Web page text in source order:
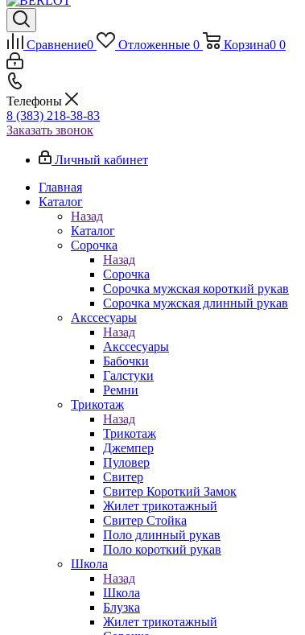
Сравнение0 Отложенные 0 Корзина0 0
Телефоны
8 (383) 218-38-83
Заказать звонок
Личный кабинет
Главная
Каталог
Назад
Каталог
Сорочка
Назад
Сорочка
Сорочка мужская короткий рукав
Сорочка мужская длинный рукав
Акссесуары
Назад
Акссесуары
Бабочки
Галстуки
Ремни
Трикотаж
Назад
Трикотаж
Джемпер
Пуловер
Свитер
Свитер Короткий Замок
Жилет трикотажный
Свитер Стойка
Поло длинный рукав
Поло короткий рукав
Школа
Назад
Школа
Блузка
Жилет трикотажный